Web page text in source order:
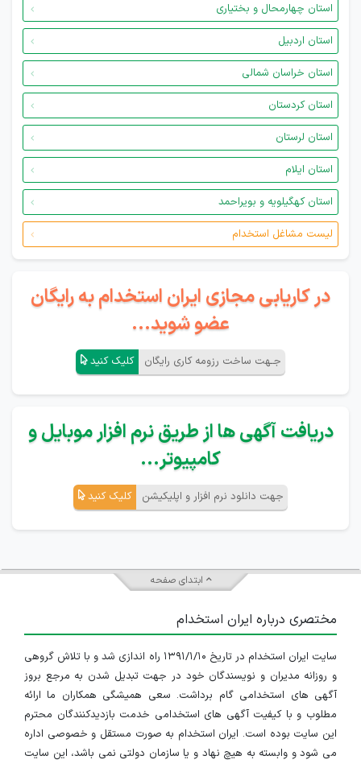
استان چهارمحال و بختیاری
استان اردبیل
استان خراسان شمالی
استان کردستان
استان لرستان
استان ایلام
استان کهگیلویه و بویراحمد
لیست مشاغل استخدام
در کاریابی مجازی ایران استخدام به رایگان
عضو شوید...
جـهت ساخت رزومه کاری رایگان کلیک کنید
دریافت آگهی ها از طریق نرم افزار موبایل و
کامپیوتر...
جهت دانلود نرم افزار و اپلیکیشن کلیک کنید
ابتدای صفحه
مختصری درباره ایران استخدام
سایت ایران استخدام در تاریخ ۱۳۹۱/۱/۱۰ راه اندازی شد و با تلاش گروهی
و روزانه مدیران و نویسندگان خود در جهت تبدیل شدن به مرجع بروز
آگهی های استخدامی گام برداشت. سعی همیشگی همکاران ما ارائه
مطلوب و با کیفیت آگهی های استخدامی خدمت بازدیدکنندگان محترم
این سایت بوده است. ایران استخدام به صورت مستقل و خصوصی اداره
می شود و وابسته به هیچ نهاد و یا سازمان دولتی نمی باشد، این سایت